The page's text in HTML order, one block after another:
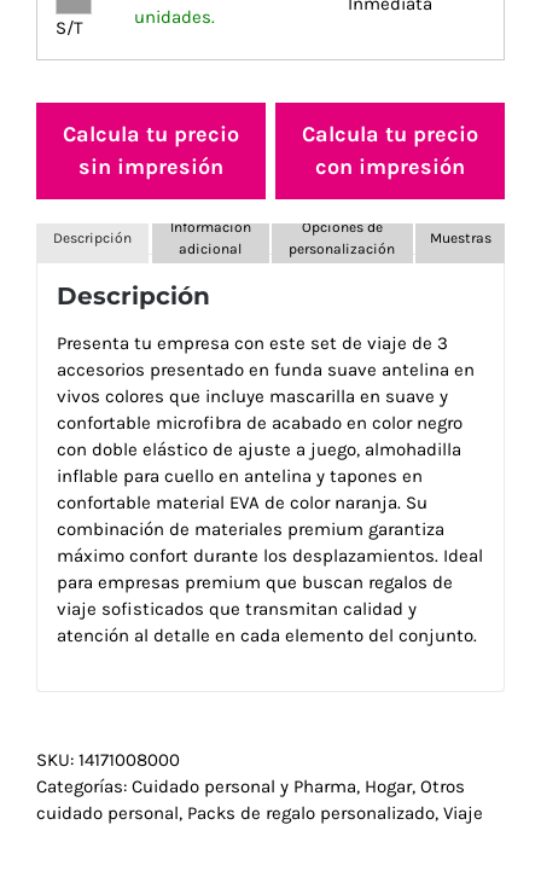
S/T
unidades.
Calcula tu precio
sin impresión
Calcula tu precio
con impresión
Descripción
Información
adicional
Opciones de
personalización
Muestras
Descripción
Presenta tu empresa con este set de viaje de 3
accesorios presentado en funda suave antelina en
vivos colores que incluye mascarilla en suave y
confortable microfibra de acabado en color negro
con doble elástico de ajuste a juego, almohadilla
inflable para cuello en antelina y tapones en
confortable material EVA de color naranja. Su
combinación de materiales premium garantiza
máximo confort durante los desplazamientos. Ideal
para empresas premium que buscan regalos de
viaje sofisticados que transmitan calidad y
atención al detalle en cada elemento del conjunto.
SKU: 14171008000
Categorías: Cuidado personal y Pharma, Hogar, Otros
cuidado personal, Packs de regalo personalizado, Viaje